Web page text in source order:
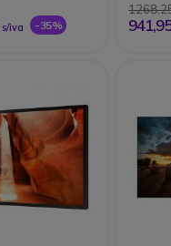
s/iva -35%